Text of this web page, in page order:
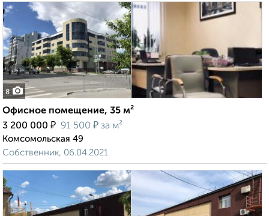
8
Офисное помещение, 35 м²
3 200 000 ₽ 91 500 ₽ за м²
Комсомольская 49
Собственник, 06.04.2021